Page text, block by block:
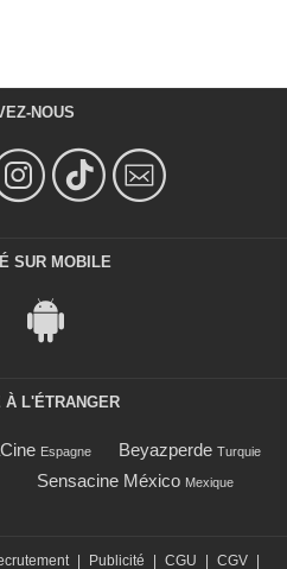
NOUS
SUR MOBILE
À L'ÉTRANGER
Espagne Beyazperde Turquie
Sensacine México Mexique
Publicité CGU CGV